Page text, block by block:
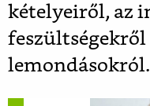
kételyeiről, az
feszültségekről
lemondásokról.